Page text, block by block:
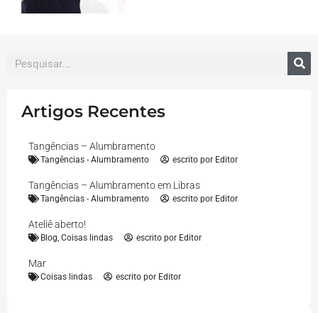
Artigos Recentes
Tangências – Alumbramento
Tangências - Alumbramento escrito por Editor
Tangências – Alumbramento em Libras
Tangências - Alumbramento escrito por Editor
Ateliê aberto!
Blog, Coisas lindas escrito por Editor
Mar
Coisas lindas escrito por Editor